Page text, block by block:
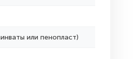
или пенопласт)